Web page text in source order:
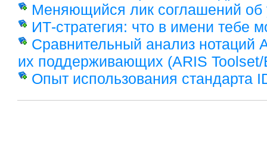
Меняющийся лик соглашений об
ИТ-стратегия: что в имени тебе
Сравнительный анализ нотаций
их поддерживающих (ARIS
Опыт использования стандарта